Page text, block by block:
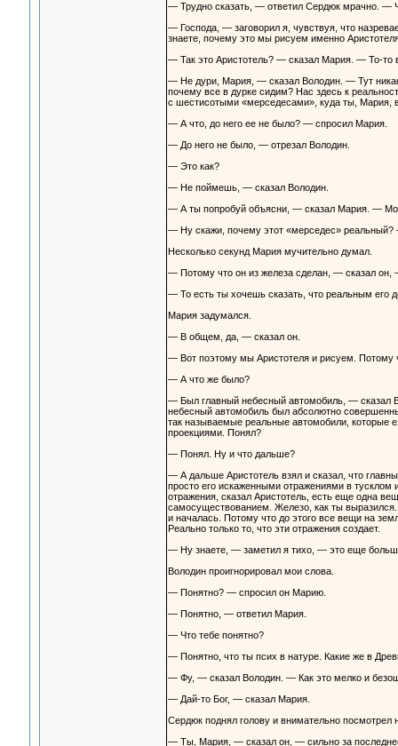
— Трудно сказать, — ответил Сердюк мрачно. —
— Господа, — заговорил я, чувствуя, что
знаете, почему это мы рисуем именно
— Так это Аристотель? — сказал Мария. — То-то
— Не дури, Мария, — сказал Володин. — Тут
почему все в дурке сидим? Нас здесь к
с шестисотыми «мерседесами», куда ты, Мария,
— А что, до него ее не было? — спросил Мария.
— До него не было, — отрезал Володин.
— Это как?
— Не поймешь, — сказал Володин.
— А ты попробуй объясни, — сказал Мария. —
— Ну скажи, почему этот «мерседес» реальный?
Несколько секунд Мария мучительно думал.
— Потому что он из железа сделан, — сказал он,
— То есть ты хочешь сказать, что реальным его
Мария задумался.
— В общем, да, — сказал он.
— Вот поэтому мы Аристотеля и рисуем. Потому
— А что же было?
— Был главный небесный автомобиль, — сказал
небесный автомобиль был абсолютно
так называемые реальные автомобили, которые
проекциями. Понял?
— Понял. Ну и что дальше?
— А дальше Аристотель взял и сказал, что
просто его искаженными отражениями в
отражения, сказал Аристотель, есть еще одна
самосуществованием. Железо, как ты
и началась. Потому что до этого все вещи на
Реально только то, что эти отражения создает.
— Ну знаете, — заметил я тихо, — это еще
Володин проигнорировал мои слова.
— Понятно? — спросил он Марию.
— Понятно, — ответил Мария.
— Что тебе понятно?
— Понятно, что ты псих в натуре. Какие же в
— Фу, — сказал Володин. — Как это мелко и
— Дай-то Бог, — сказал Мария.
Сердюк поднял голову и внимательно посмотрел
— Ты, Мария, — сказал он, — сильно за